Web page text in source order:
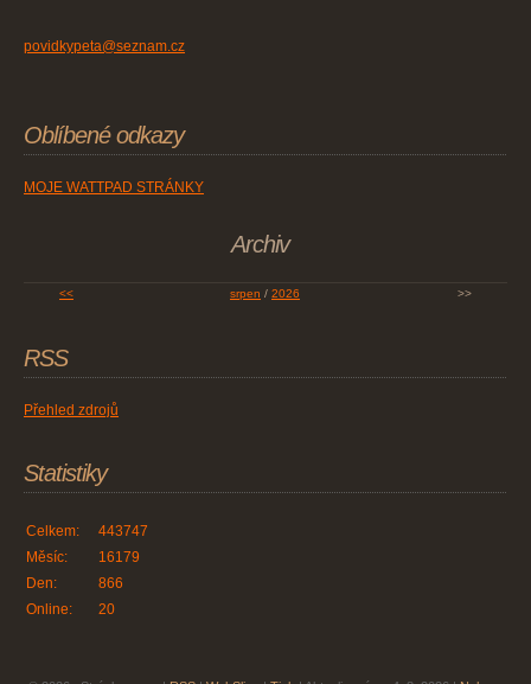
povidkypeta@seznam.cz
Oblíbené odkazy
MOJE WATTPAD STRÁNKY
Archiv
<< srpen / 2026 >>
RSS
Přehled zdrojů
Statistiky
Online: 20
Celkem:
443747
Měsíc:
16179
Den:
866